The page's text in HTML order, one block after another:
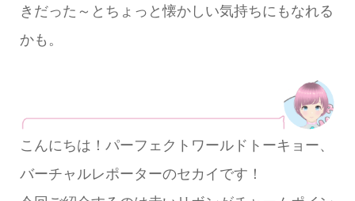
きだった～とちょっと懐かしい気持ちにもなれる
かも。
こんにちは！パーフェクトワールドトーキョー、
バーチャルレポーターのセカイです！